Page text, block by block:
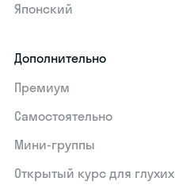
Японский
Дополнительно
Премиум
Самостоятельно
Мини-группы
Открытый курс для глухих